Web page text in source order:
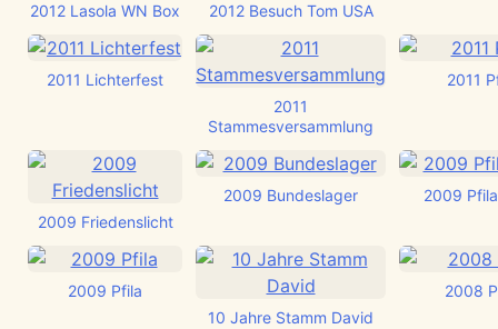
2012 Lasola WN Box 2012 Besuch Tom USA
2011 Lichterfest
2011
Stammesversammlung
2011
2009 Friedenslicht
2009 Bundeslager 2009
2009 Pfila
10 Jahre Stamm David
2008